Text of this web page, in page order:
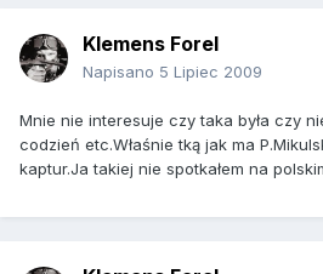
Klemens Forel
Napisano 5 Lipiec 2009
Mnie nie interesuje czy taka była czy
codzień etc.Właśnie tką jak ma
kaptur.Ja takiej nie spotkałem na